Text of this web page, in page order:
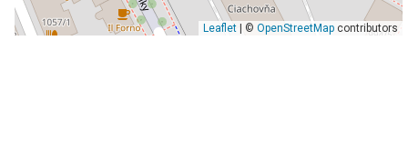
Leaflet| © OpenStreetMapcontributors